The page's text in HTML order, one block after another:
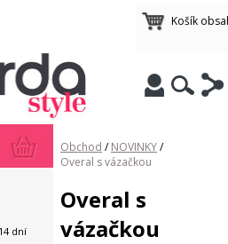
Košík
dní
Obchod / NOVINKY/
Overal s vázačkou
Overal s
vázačkou